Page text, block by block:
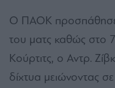
Ο ΠΑΟΚ προσπάθησε
του ματς καθώς στο
Κούρτιτς, ο Αντρ.
δίχτυα μειώνοντας